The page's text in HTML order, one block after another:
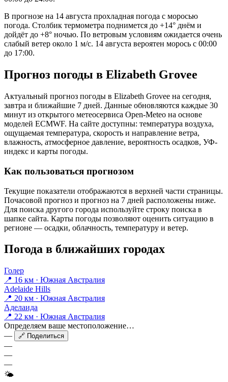
В прогнозе на 14 августа прохладная погода с моросью
погода. Столбик термометра поднимется до +14° днём и
дойдёт до +8° ночью. По ветровым условиям ожидается очень
слабый ветер около 1 м/с. 14 августа вероятен морось с 00:00
до 17:00.
Прогноз погоды в Elizabeth Groveе
Актуальный прогноз погоды в Elizabeth Groveе на сегодня,
завтра и ближайшие 7 дней. Данные обновляются каждые 30
минут из открытого метеосервиса Open-Meteo на основе
моделей ECMWF. На сайте доступны: температура воздуха,
ощущаемая температура, скорость и направление ветра,
влажность, атмосферное давление, вероятность осадков, УФ-
индекс и карты погоды.
Как пользоваться прогнозом
Текущие показатели отображаются в верхней части страницы.
Почасовой прогноз и прогноз на 7 дней расположены ниже.
Для поиска другого города используйте строку поиска в
шапке сайта. Карты погоды позволяют оценить ситуацию в
регионе — осадки, облачность, температуру и ветер.
Погода в ближайших городах
Голер
📍 16 км · Южная Австралия
Adelaide Hills
📍 20 км · Южная Австралия
Аделаида
📍 22 км · Южная Австралия
Определяем ваше местоположение…
—
🔗 Поделиться
—
—
—
🌤